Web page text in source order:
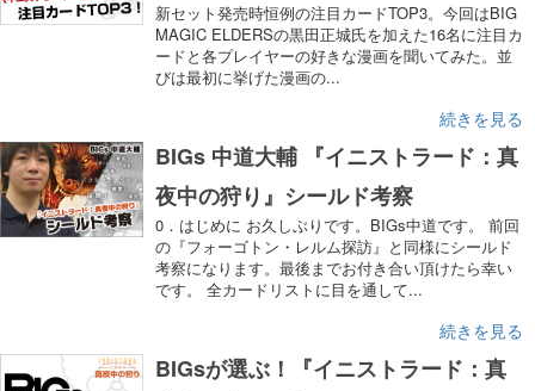
新セット発売時恒例の注目カードTOP3。今回はBIG
MAGIC ELDERSの黒田正城氏を加えた16名に注目カ
ードと各プレイヤーの好きな漫画を聞いてみた。並
びは最初に挙げた漫画の...
続きを見る
BIGs 中道大輔 『イニストラード：真
夜中の狩り』シールド考察
0．はじめに お久しぶりです。BIGs中道です。 前回
の『フォーゴトン・レルム探訪』と同様にシールド
考察になります。最後までお付き合い頂けたら幸い
です。 全カードリストに目を通して...
続きを見る
BIGsが選ぶ！『イニストラード：真